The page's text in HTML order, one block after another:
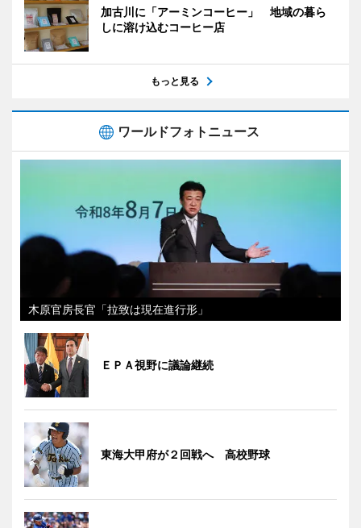
加古川に「アーミンコーヒー」 地域の暮ら
しに溶け込むコーヒー店
もっと見る
ワールドフォトニュース
木原官房長官「拉致は現在進行形」
ＥＰＡ視野に議論継続
東海大甲府が２回戦へ 高校野球